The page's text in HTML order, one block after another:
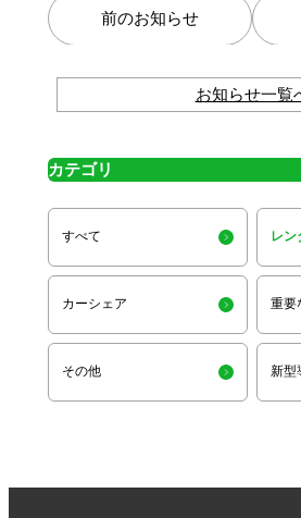
前のお知らせ
お知らせ一覧
カテゴリ
すべて レン
カーシェア 重要
その他 新型